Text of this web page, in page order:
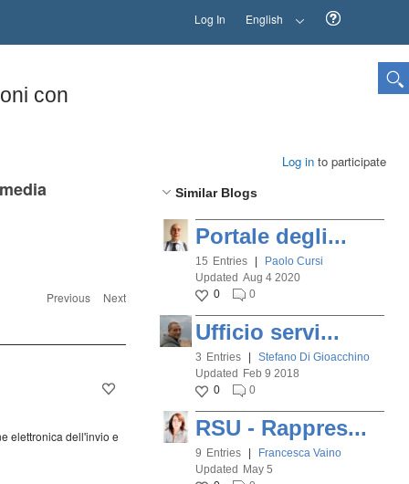
Log In English
con
Log in to participate
Similar Blogs
Portale degli...
15 Entries
Paolo Cursi
Updated Aug 4 2020
0
0
Ufficio servi...
3 Entries
Stefano Di Gioacchino
Updated
Feb 9 2018
0
0
RSU - Rappres...
9 Entries
Francesca Vaino
Updated
May 5
Previous Next
elettronica dell'invio e